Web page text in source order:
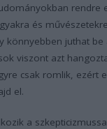
rendre
és
könnyebben juthat
viszont azt
csak romlik, ezért
el.
a